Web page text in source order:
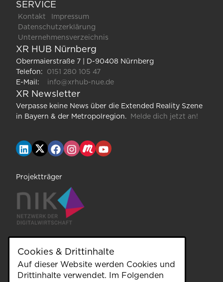
SERVICE
Kontakt
Impressum
Datenschutzerklärung
Unternehmensverzeichnis
XR HUB Nürnberg
Obermaierstraße 7 | D-90408 Nürnberg
Telefon:
0151 280 105 47
E-Mail:
info@xrhub-nue.de
XR Newsletter
Verpasse keine News über die Extended Reality Szene
in Bayern & der Metropolregion.
Melde dich jetzt an!
Projektträger
unterstützt durch
Cookies & Drittinhalte
Auf dieser Website werden Cookies und
Drittinhalte verwendet. Im Folgenden